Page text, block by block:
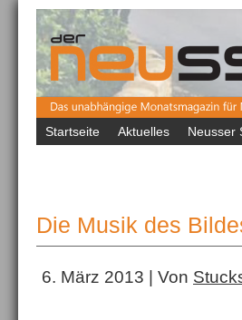
Startseite Aktuelles Neusser
Die Musik des
6. März 2013 | Von